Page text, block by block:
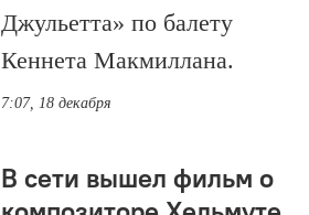
Джульетта» по балету
Кеннета Макмиллана.
7:07, 18 декабря
В сети вышел фильм о